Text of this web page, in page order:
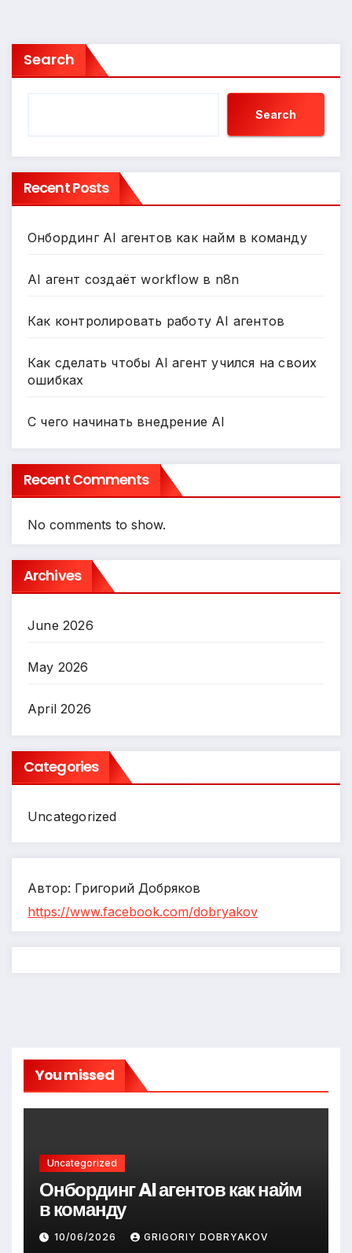
Search
Search
Recent Posts
Онбординг AI агентов как найм в команду
AI агент создаёт workflow в n8n
Как контролировать работу AI агентов
Как сделать чтобы AI агент учился на своих
ошибках
С чего начинать внедрение AI
Recent Comments
No comments to show.
Archives
June 2026
May 2026
April 2026
Categories
Uncategorized
Автор: Григорий Добряков
https://www.facebook.com/dobryakov
You missed
Uncategorized
Онбординг AI агентов как найм
в команду
10/06/2026 GRIGORIY DOBRYAKOV